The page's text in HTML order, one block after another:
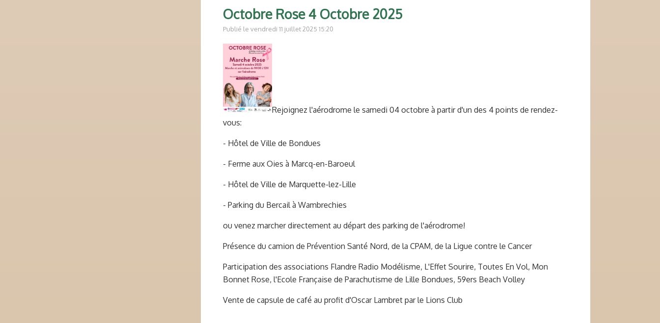
Octobre Rose 4 Octobre 2025
Publié le vendredi 11 juillet 2025 15:20
Rejoignez l'aérodrome le samedi 04 octobre à partir d'un des 4 points de rendez-
vous:
- Hôtel de Ville de Bondues
- Ferme aux Oies à Marcq-en-Baroeul
- Hôtel de Ville de Marquette-lez-Lille
- Parking du Bercail à Wambrechies
ou venez marcher directement au départ des parking de l'aérodrome!
Présence du camion de Prévention Santé Nord, de la CPAM, de la Ligue contre le Cancer
Participation des associations Flandre Radio Modélisme, L'Effet Sourire, Toutes En Vol, Mon
Bonnet Rose, l'Ecole Française de Parachutisme de Lille Bondues, 59ers Beach Volley
Vente de capsule de café au profit d'Oscar Lambret par le Lions Club